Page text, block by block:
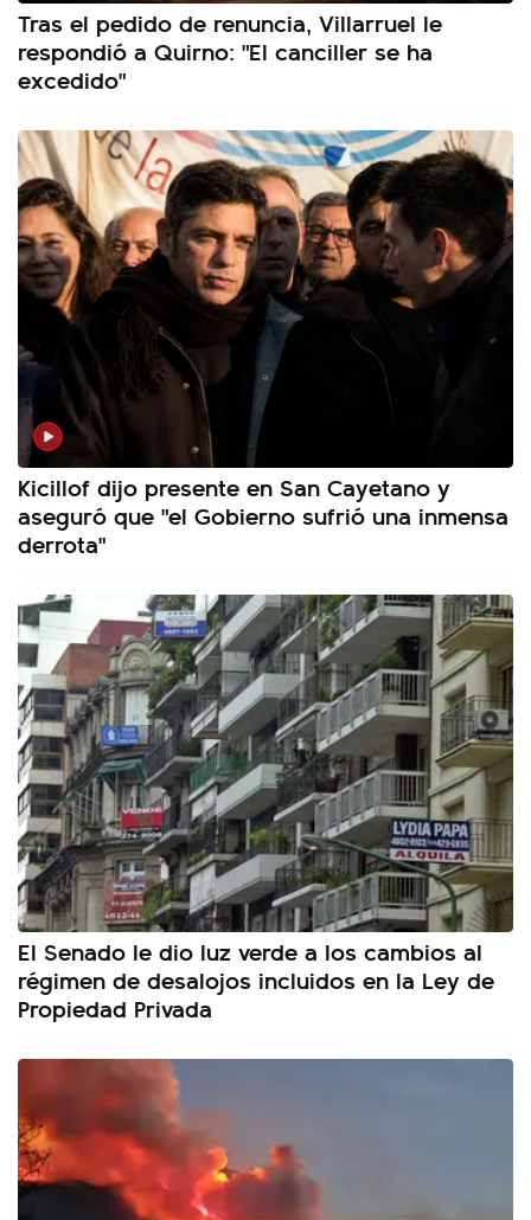
Tras el pedido de renuncia, Villarruel le
respondió a Quirno: "El canciller se ha
excedido"
Kicillof dijo presente en San Cayetano y
aseguró que "el Gobierno sufrió una inmensa
derrota"
El Senado le dio luz verde a los cambios al
régimen de desalojos incluidos en la Ley de
Propiedad Privada